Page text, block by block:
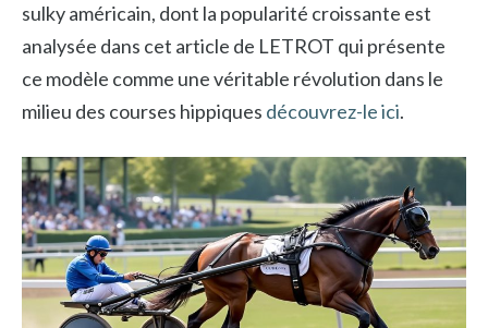
sulky américain, dont la popularité croissante est
analysée dans cet article de LETROT qui présente
ce modèle comme une véritable révolution dans le
milieu des courses hippiques découvrez-le ici.